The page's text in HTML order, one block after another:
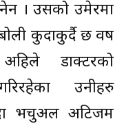
। उसको उमेरमा
कुर्दाकुर्दै छ वर्ष
डाक्टरको
उनीहरु
भर्चुअल अटिजम